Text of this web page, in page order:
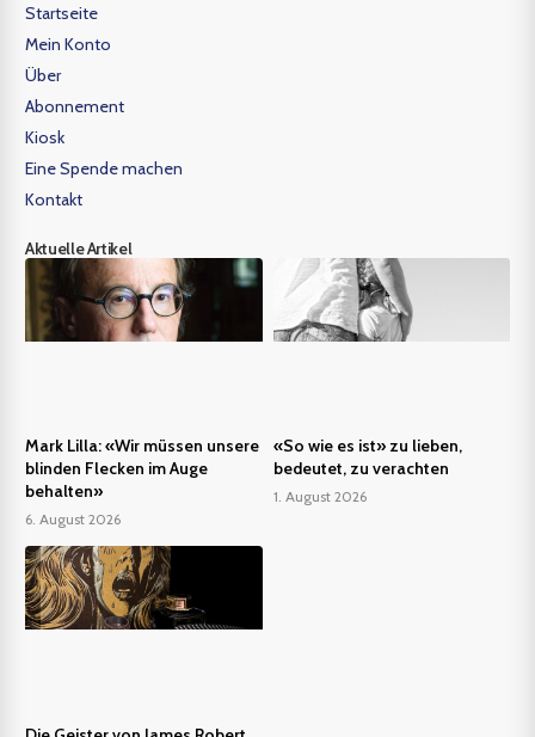
Startseite
Mein Konto
Über
Abonnement
Kiosk
Eine Spende machen
Kontakt
Aktuelle Artikel
Mark Lilla: «Wir müssen unsere
blinden Flecken im Auge
behalten»
6. August 2026
«So wie es ist» zu lieben,
bedeutet, zu verachten
1. August 2026